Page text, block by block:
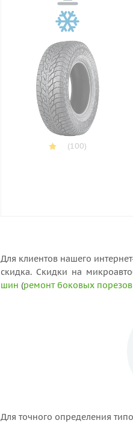
(100)
Для клиентов нашего
скидка. Скидки на
шин (ремонт боковых
Для точного определения